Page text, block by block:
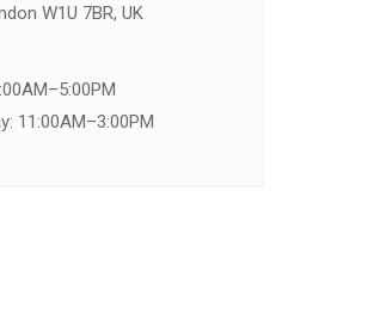
W1U 7BR, UK
11:00AM–3:00PM